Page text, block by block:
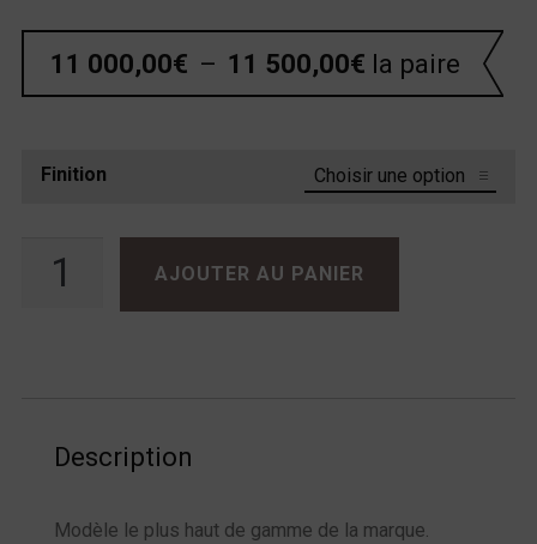
11 000,00€ – 11 500,00€ la paire
Finition
AJOUTER AU PANIER
Description
Modèle le plus haut de gamme de la marque.